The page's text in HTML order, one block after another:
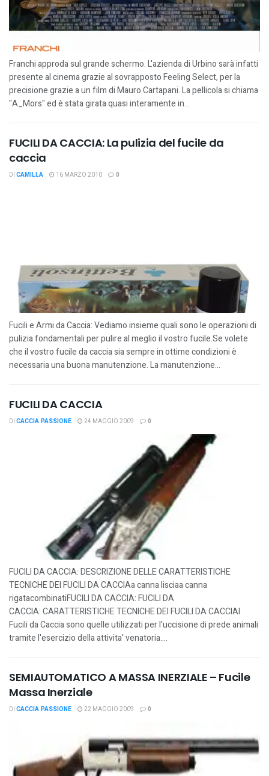
Franchi approda sul grande schermo. L'azienda di Urbino sarà infatti
presente al cinema grazie al sovrapposto Feeling Select, per la
precisione grazie a un film di Mauro Cartapani. La pellicola si chiama
"A_Mors" ed è stata girata quasi interamente in...
FUCILI DA CACCIA: La pulizia del fucile da
caccia
DI CAMILLA 16 MARZO 2010 0
Fucili e Armi da Caccia: Vediamo insieme quali sono le operazioni di
pulizia fondamentali per pulire al meglio il vostro fucile.Se volete
che il vostro fucile da caccia sia sempre in ottime condizioni è
necessaria una buona manutenzione. La manutenzione...
FUCILI DA CACCIA
DI CACCIA PASSIONE 24 MAGGIO 2009 0
FUCILI DA CACCIA: DESCRIZIONE DELLE CARATTERISTICHE
TECNICHE DEI FUCILI DA CACCIAa canna lisciaa canna
rigatacombinatiFUCILI DA CACCIA: FUCILI DA
CACCIA: CARATTERISTICHE TECNICHE DEI FUCILI DA CACCIAI
Fucili da Caccia sono quelle utilizzati per l'uccisione di prede animali
tramite l'esercizio della attivita' venatoria....
SEMIAUTOMATICO A MASSA INERZIALE – Fucile
Massa Inerziale
DI CACCIA PASSIONE 22 MAGGIO 2009 0